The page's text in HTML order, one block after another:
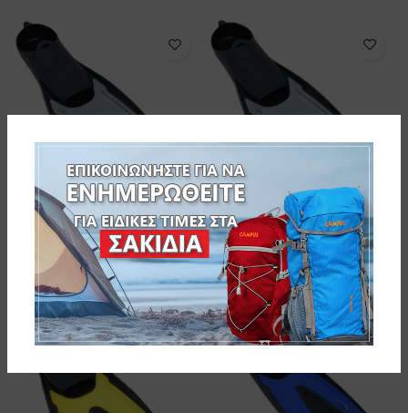
fortis ATLANTIC ΒΑΤΡΑΧΟΠΕΔΙΛΑ
38/39 ΓΚΡΙ
274-1368-10
fortis ATLANTIC ΒΑΤΡΑΧΟΠΕΔΙΛΑ
36/37 ΓΚΡΙ
274-1351-10